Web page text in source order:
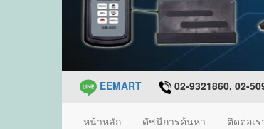
EEMART 02-9321860, 02-
หน้าหลัก ดัชนีการค้นหา ติดต่อเร